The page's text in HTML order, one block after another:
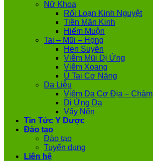
Nữ Khoa
Rối Loạn Kinh Nguyệt
Tiền Mãn Kinh
Hiếm Muộn
Tai – Mũi – Họng
Hen Suyễn
Viêm Mũi Dị Ứng
Viêm Xoang
Ù Tai Cơ Năng
Da Liễu
Viêm Da Cơ Địa – Chàm
Dị Ứng Da
Vẩy Nến
Tin Tức Y Dược
Đào tạo
Đào tạo
Tuyển dụng
Liên hệ